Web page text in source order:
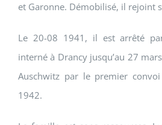
et Garonne. Démobilisé, il rejoint
Le 20-08 1941, il est arrêté
interné à Drancy jusqu’au 27
Auschwitz par le premier
1942.